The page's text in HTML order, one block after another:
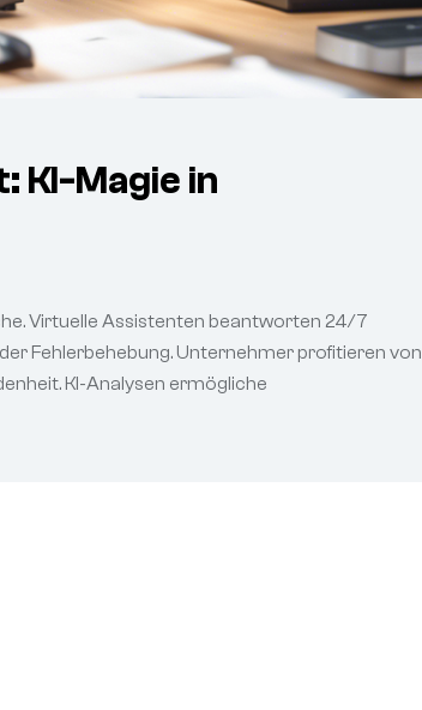
KI-Magie in
Virtuelle Assistenten beantworten 24/7
Fehlerbehebung. Unternehmer profitieren von
KI-Analysen ermögliche